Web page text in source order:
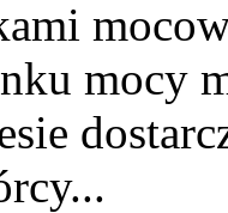
mocy